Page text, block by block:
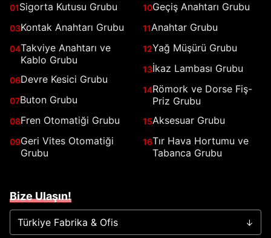
01Sigorta Kutusu Grubu
03Kontak Anahtarı Grubu
04Takviye Anahtarı ve
Kablo Grubu
06Devre Kesici Grubu
07Buton Grubu
08Fren Otomatiği Grubu
09Geri Vites Otomatiği
Grubu
10Geçiş Anahtarı Grubu
11Anahtar Grubu
12Yağ Müşürü Grubu
13İkaz Lambası Grubu
14Römork ve Dorse Fiş-
Priz Grubu
15Aksesuar Grubu
16Tır Hava Hortumu ve
Tabanca Grubu
Bize Ulaşın!
Türkiye Fabrika & Ofis →